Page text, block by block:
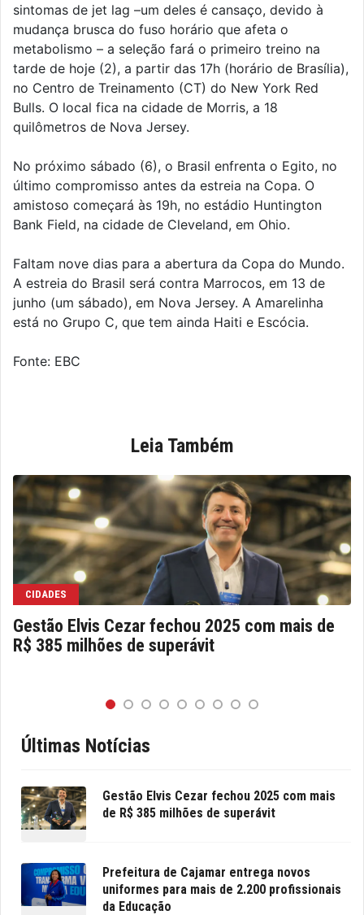
sintomas de jet lag –um deles é cansaço, devido à
mudança brusca do fuso horário que afeta o
metabolismo – a seleção fará o primeiro treino na
tarde de hoje (2), a partir das 17h (horário de Brasília),
no Centro de Treinamento (CT) do New York Red
Bulls. O local fica na cidade de Morris, a 18
quilômetros de Nova Jersey.
No próximo sábado (6), o Brasil enfrenta o Egito, no
último compromisso antes da estreia na Copa. O
amistoso começará às 19h, no estádio Huntington
Bank Field, na cidade de Cleveland, em Ohio.
Faltam nove dias para a abertura da Copa do Mundo.
A estreia do Brasil será contra Marrocos, em 13 de
junho (um sábado), em Nova Jersey. A Amarelinha
está no Grupo C, que tem ainda Haiti e Escócia.
Fonte: EBC
Leia Também
CIDADES
Gestão Elvis Cezar fechou 2025 com mais de
R$ 385 milhões de superávit
Últimas Notícias
Gestão Elvis Cezar fechou 2025 com mais
de R$ 385 milhões de superávit
Prefeitura de Cajamar entrega novos
uniformes para mais de 2.200 profissionais
da Educação